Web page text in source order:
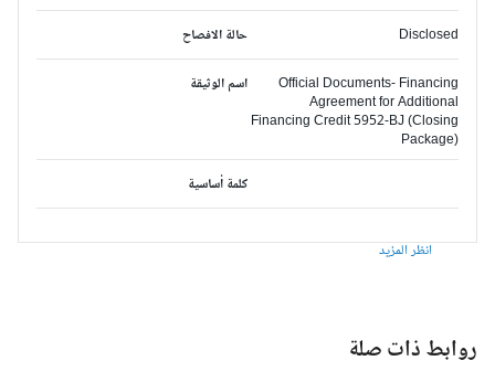
حالة الافصاح Disclosed
اسم الوثيقة
Official Documents- Financing
Agreement for Additional
Financing Credit 5952-BJ (Closing
Package)
كلمة أساسية
انظر المزيد
روابط ذات صلة